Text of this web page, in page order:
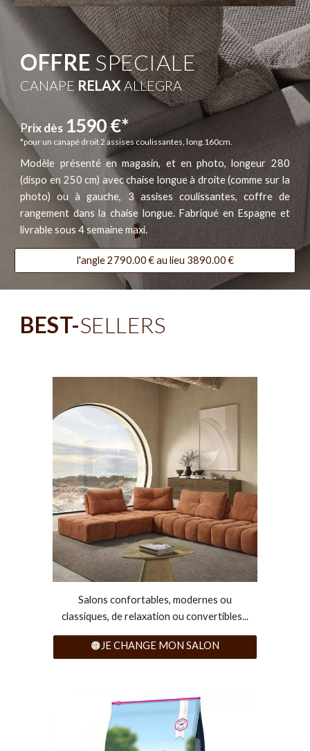
OFFRE SPECIALE
CANAPE RELAXALLEGRA
Prix dès 1590 €*
*pour un canapé droit 2 assises coulissantes, long.160cm.
Modèle présenté en magasin, et en photo, longeur 280
(dispo en 250 cm) avec chaise longue à droite (comme sur la
photo) ou à gauche, 3 assises coulissantes, coffre de
rangement dans la chaise longue. Fabriqué en Espagne et
livrable sous 4 semaine maxi.
l'angle 2790.00 € au lieu 3890.00 €
BEST-SELLERS
Salons confortables, modernes ou
classiques, de relaxation ou convertibles...
🟠JE CHANGE MON SALON